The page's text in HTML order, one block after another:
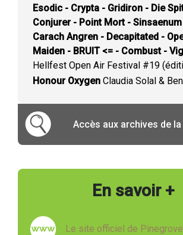
Esodic - Crypta - Gridiron - Die
Conjurer - Point Mort -
Carach Angren - Decapitated -
Maiden - BRUIT <= - Combust -
Hellfest Open Air Festival #19
Honour Oxygen Claudia Solal &
Accès aux archives de
En savoir +
Le site officiel de Pinegrove